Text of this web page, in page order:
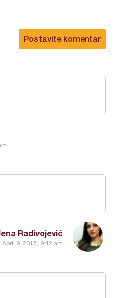
Postavite komentar
Radivojević
April 9, 2015, 9:42 am